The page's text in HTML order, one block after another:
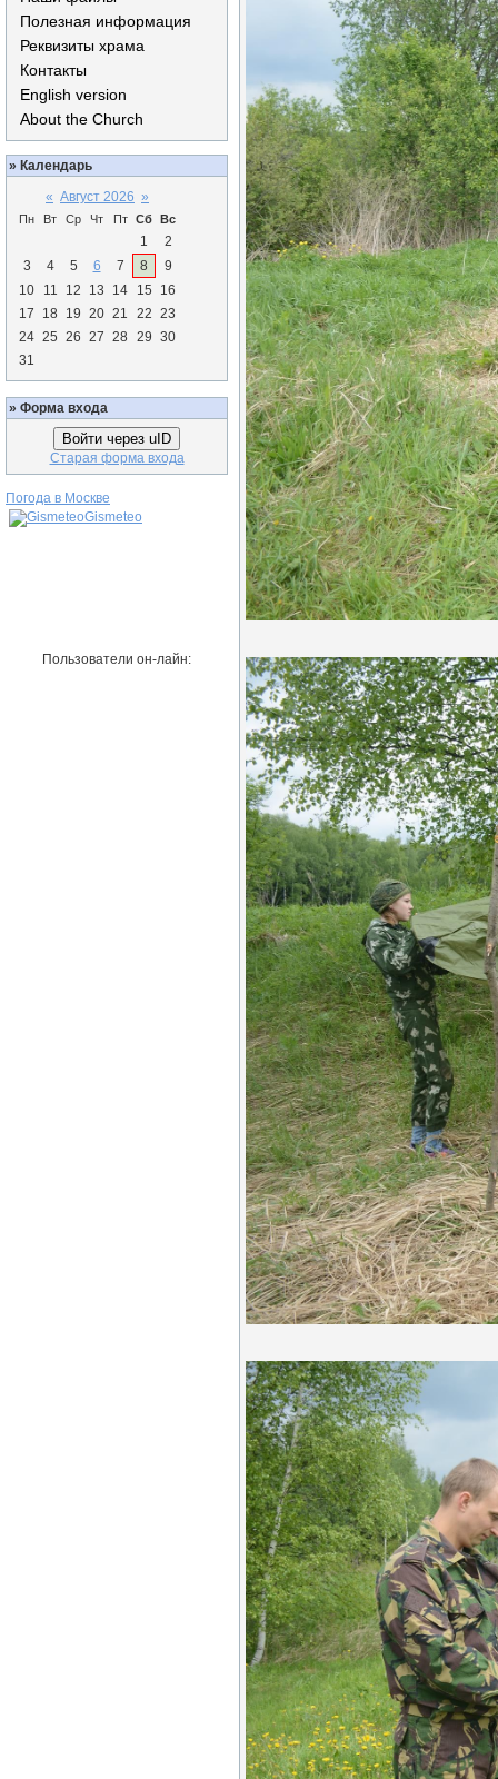
Полезная информация
Реквизиты храма
Контакты
English version
About the Church
» Календарь
« Август 2026 »
Пн Вт Ср Чт Пт Сб Вс
1
2
3
4 5 6 7 8
9
10
11 12 13 14 15
16
17
18 19 20 21 22 23
24 25 26 27 28 29 30
31
» Форма входа
Войти через uID
Старая форма входа
Погода в Москве
Gismeteo
Пользователи он-лайн: